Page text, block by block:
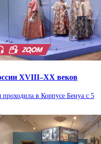
XVIII–XX веков
в Корпусе Бенуа с 5